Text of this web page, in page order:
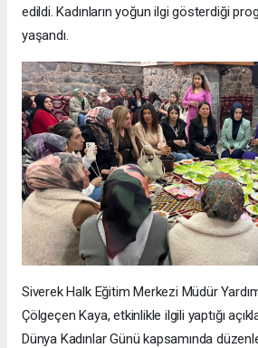
edildi. Kadınların yoğun ilgi gösterdiği
yaşandı.
Siverek Halk Eğitim Merkezi Müdür
Çölgeçen Kaya, etkinlikle ilgili yaptığı
Dünya Kadınlar Günü kapsamında